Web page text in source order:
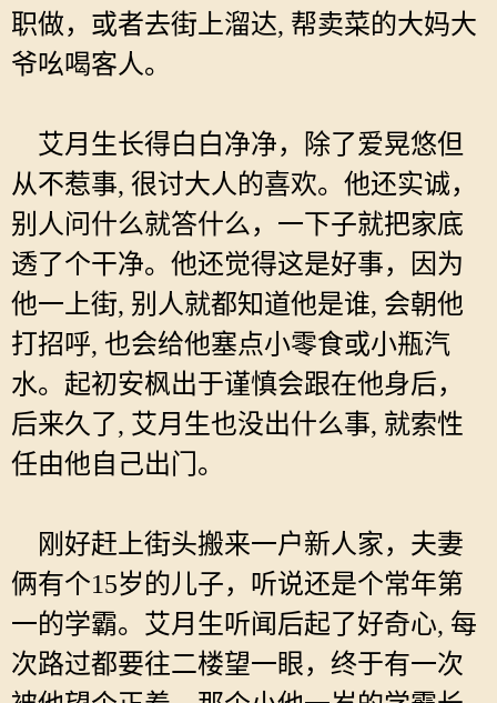
职做，或者去街上溜达, 帮卖菜的大妈大
爷吆喝客人。
艾月生长得白白净净，除了爱晃悠但
从不惹事, 很讨大人的喜欢。他还实诚，
别人问什么就答什么，一下子就把家底
透了个干净。他还觉得这是好事，因为
他一上街, 别人就都知道他是谁, 会朝他
打招呼, 也会给他塞点小零食或小瓶汽
水。起初安枫出于谨慎会跟在他身后，
后来久了, 艾月生也没出什么事, 就索性
任由他自己出门。
刚好赶上街头搬来一户新人家，夫妻
俩有个15岁的儿子，听说还是个常年第
一的学霸。艾月生听闻后起了好奇心, 每
次路过都要往二楼望一眼，终于有一次